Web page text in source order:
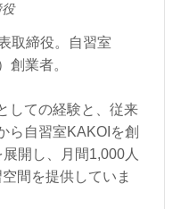
取締役。自習室
創業者。
しての経験と、従来
ら自習室KAKOIを創
開し、月間1,000人
間を提供していま